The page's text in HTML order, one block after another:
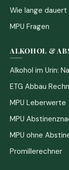
Wie lange dauert
MPU Fragen
ALKOHOL &
Alkohol im Urin:
ETG Abbau
MPU Leberwerte
MPU
MPU ohne
Promillerechner